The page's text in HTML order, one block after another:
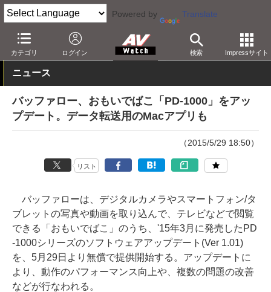
Powered by Translate
カテゴリ ログイン 検索 Impressサイト
AV Watch 製品 メディアプレーヤー
ニュース
バッファロー、おもいでばこ「PD-1000」をアッ
プデート。データ転送用のMacアプリも
（2015/5/29 18:50）
リスト
バッファローは、デジタルカメラやスマートフォン/タ
ブレットの写真や動画を取り込んで、テレビなどで閲覧
できる「おもいでばこ」のうち、'15年3月に発売したPD
-1000シリーズのソフトウェアアップデート(Ver 1.01)
を、5月29日より無償で提供開始する。アップデートに
より、動作のパフォーマンス向上や、複数の問題の改善
などが行なわれる。